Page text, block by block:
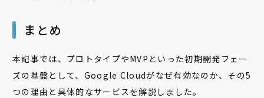
まとめ
本記事では、プロトタイプやMVPといった初期開発フェー
ズの基盤として、Google Cloudがなぜ有効なのか、その5
つの理由と具体的なサービスを解説しました。